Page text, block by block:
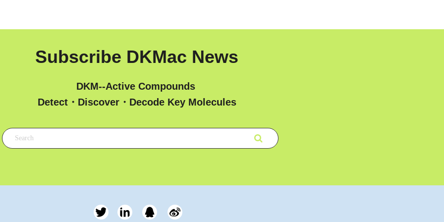
Subscribe DKMac News
DKM--Active Compounds
Detect・Discover・Decode Key Molecules